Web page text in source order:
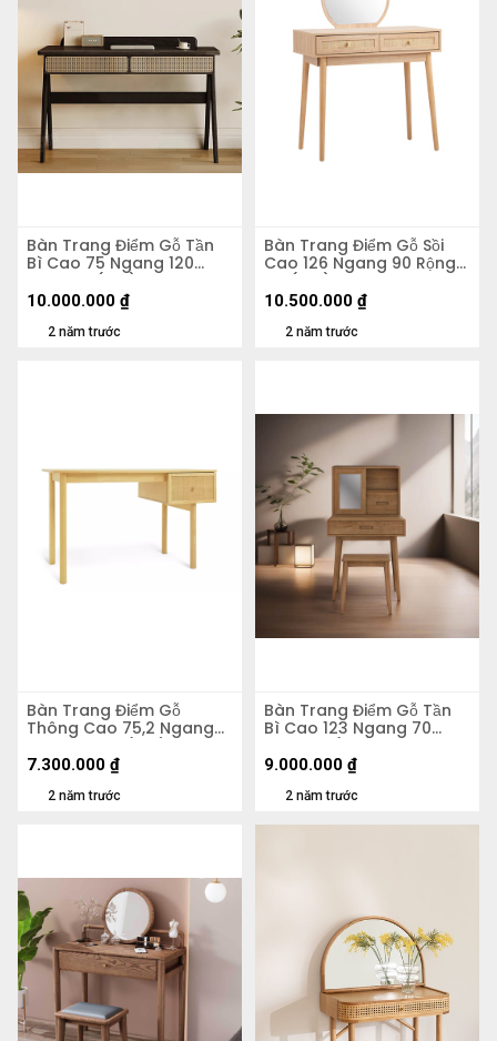
Bàn Trang Điểm Gỗ Tần
Bì Cao 75 Ngang 120
Rộng 60 (cm)
2 năm trước
10.000.000 ₫
Bàn Trang Điểm Gỗ Sồi
Cao 126 Ngang 90 Rộng
42 (cm)
2 năm trước
10.500.000 ₫
Bàn Trang Điểm Gỗ
Thông Cao 75,2 Ngang
120 Rộng 55 (cm)
2 năm trước
7.300.000 ₫
Bàn Trang Điểm Gỗ Tần
Bì Cao 123 Ngang 70
Rộng 50 (cm)
2 năm trước
9.000.000 ₫